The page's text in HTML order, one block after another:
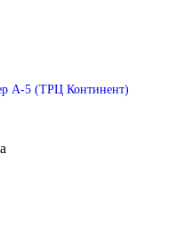
А-5 (ТРЦ Континент)